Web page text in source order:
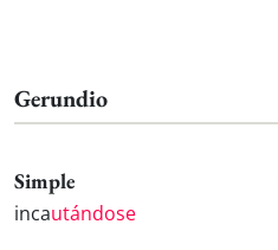
Gerundio
Simple
incautándose